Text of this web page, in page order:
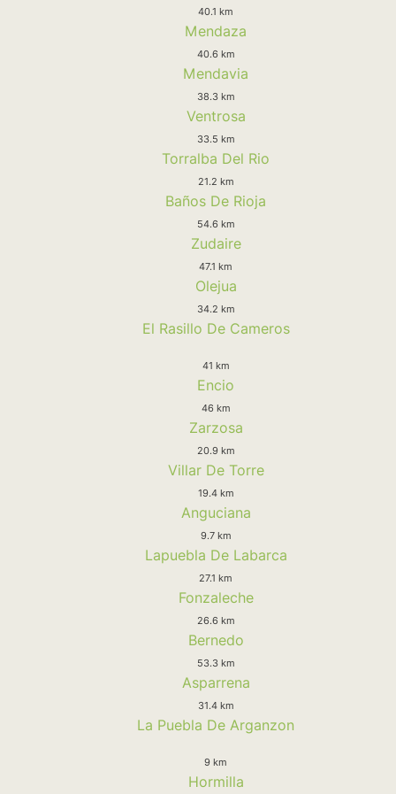
40.1 km
Mendaza
40.6 km
Mendavia
38.3 km
Ventrosa
33.5 km
Torralba Del Rio
21.2 km
Baños De Rioja
54.6 km
Zudaire
47.1 km
Olejua
34.2 km
El Rasillo De Cameros
41 km
Encio
46 km
Zarzosa
20.9 km
Villar De Torre
19.4 km
Anguciana
9.7 km
Lapuebla De Labarca
27.1 km
Fonzaleche
26.6 km
Bernedo
53.3 km
Asparrena
31.4 km
La Puebla De Arganzon
9 km
Hormilla